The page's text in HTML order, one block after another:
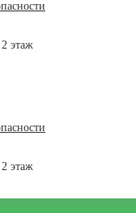
этаж
этаж